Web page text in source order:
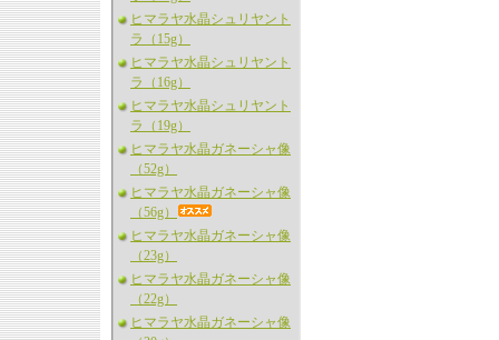
ヒマラヤ水晶シュリヤント
ラ（15g）
ヒマラヤ水晶シュリヤント
ラ（16g）
ヒマラヤ水晶シュリヤント
ラ（19g）
ヒマラヤ水晶ガネーシャ像
（52g）
ヒマラヤ水晶ガネーシャ像
（56g）
ヒマラヤ水晶ガネーシャ像
（23g）
ヒマラヤ水晶ガネーシャ像
（22g）
ヒマラヤ水晶ガネーシャ像